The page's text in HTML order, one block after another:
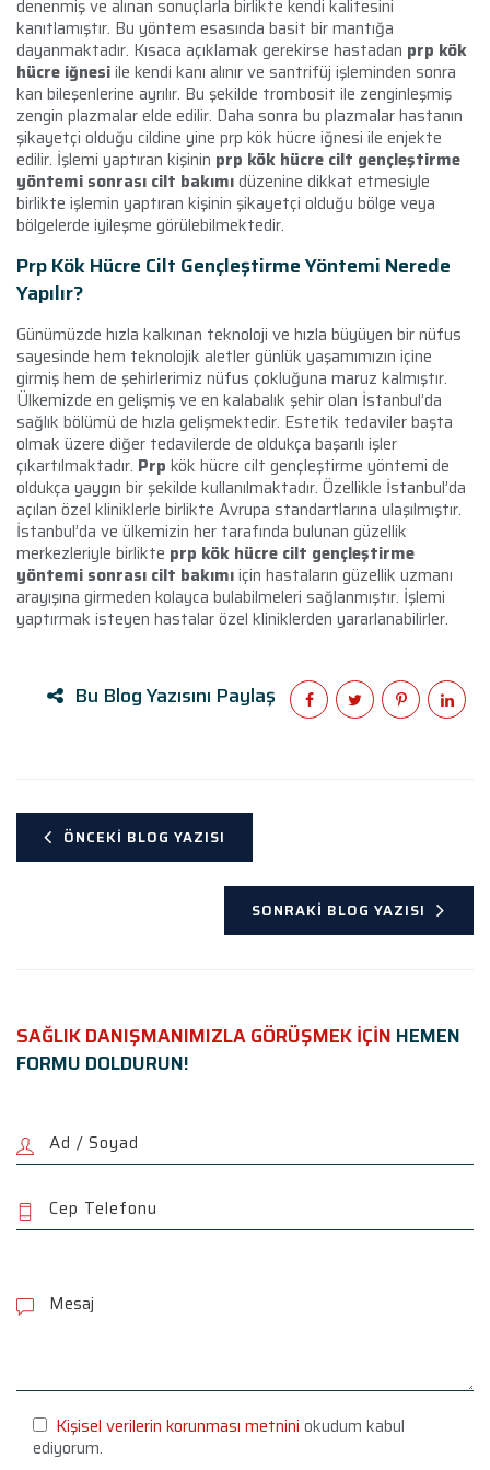
denenmiş ve alınan sonuçlarla birlikte kendi kalitesini
kanıtlamıştır. Bu yöntem esasında basit bir mantığa
dayanmaktadır. Kısaca açıklamak gerekirse hastadan prp kök
hücre iğnesiile kendi kanı alınır ve santrifüj işleminden sonra
kan bileşenlerine ayrılır. Bu şekilde trombosit ile zenginleşmiş
zengin plazmalar elde edilir. Daha sonra bu plazmalar hastanın
şikayetçi olduğu cildine yine prp kök hücre iğnesi ile enjekte
edilir. İşlemi yaptıran kişinin prp kök hücre cilt gençleştirme
yöntemi sonrası cilt bakımıdüzenine dikkat etmesiyle
birlikte işlemin yaptıran kişinin şikayetçi olduğu bölge veya
bölgelerde iyileşme görülebilmektedir.
Prp Kök Hücre Cilt Gençleştirme Yöntemi Nerede
Yapılır?
Günümüzde hızla kalkınan teknoloji ve hızla büyüyen bir nüfus
sayesinde hem teknolojik aletler günlük yaşamımızın içine
girmiş hem de şehirlerimiz nüfus çokluğuna maruz kalmıştır.
Ülkemizde en gelişmiş ve en kalabalık şehir olan İstanbul’da
sağlık bölümü de hızla gelişmektedir. Estetik tedaviler başta
olmak üzere diğer tedavilerde de oldukça başarılı işler
çıkartılmaktadır. Prp kök hücre cilt gençleştirme yöntemi de
oldukça yaygın bir şekilde kullanılmaktadır. Özellikle İstanbul’da
açılan özel kliniklerle birlikte Avrupa standartlarına ulaşılmıştır.
İstanbul’da ve ülkemizin her tarafında bulunan güzellik
merkezleriyle birlikte prp kök hücre cilt gençleştirme
yöntemi sonrası cilt bakımıiçin hastaların güzellik uzmanı
arayışına girmeden kolayca bulabilmeleri sağlanmıştır. İşlemi
yaptırmak isteyen hastalar özel kliniklerden yararlanabilirler.
Bu Blog Yazısını Paylaş
ÖNCEKI BLOG YAZISI
SONRAKI BLOG YAZISI
SAĞLIK DANIŞMANIMIZLA GÖRÜŞMEK İÇİN HEMEN
FORMU DOLDURUN!
l
e
Kişisel verilerin korunması metnini okudum kabul
ediyorum.